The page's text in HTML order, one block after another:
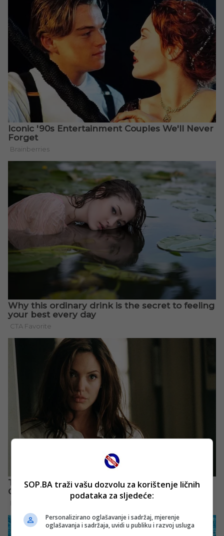
SOP.BA traži vašu dozvolu za korištenje ličnih
podataka za sljedeće:
Personalizirano oglašavanje i sadržaj, mjerenje
oglašavanja i sadržaja, uvidi u publiku i razvoj usluga